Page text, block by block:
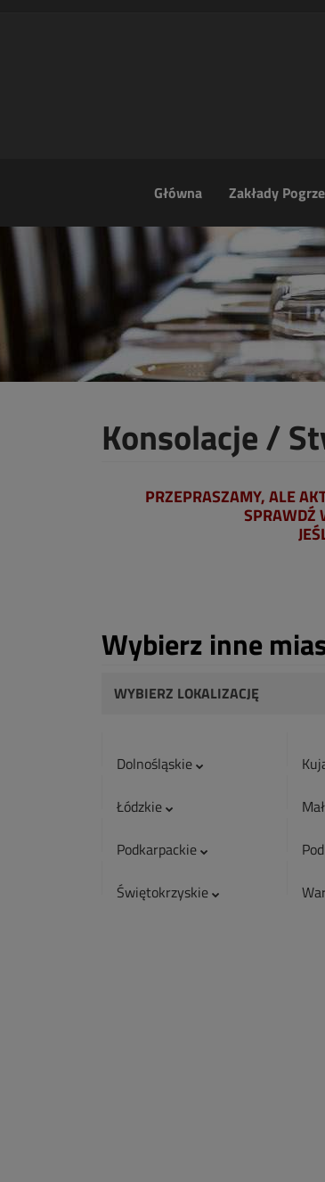
Główna Zakłady
Konsolacje /
PRZEPRASZAMY, ALE
SPRAWDŹ
Wybierz inne
WYBIERZ LOKALIZACJĘ
Dolnośląskie
Łódzkie
Podkarpackie
Świętokrzyskie